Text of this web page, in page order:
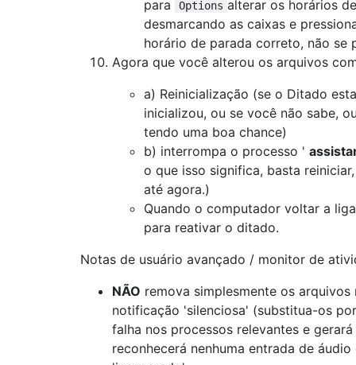
para Options alterar os horários
desmarcando as caixas e
horário de parada correto, não se
Agora que você alterou os arquivos
a) Reinicialização (se o Ditado
inicializou, ou se você não sabe,
tendo uma boa chance)
b) interrompa o processo '
o que isso significa, basta
até agora.)
Quando o computador voltar a
para reativar o ditado.
Notas de usuário avançado / monitor de
NÃO remova simplesmente os
notificação 'silenciosa' (substitua-os
falha nos processos relevantes e
reconhecerá nenhuma entrada de